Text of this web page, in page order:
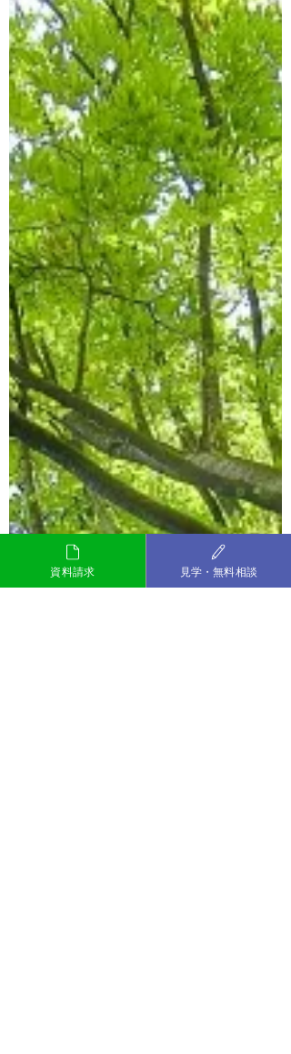
【七夕会☆開催しました】
今年も飾り作りや会場設営は 利用者のみな
さんと一緒に行いました。 そして 当日は卒
業生も数名駆けつけてくれて 後輩のみなさ
んに交じってプレイしてくれたり 私の突然
のフリに戸惑いながらも ゲーム説明時のモ
デルを担ってくれたりと 大活躍してくれま
した。 My Pieceおだわら の利用を開始して
から まだ間もない方もいて戸惑っていたり
このようなイベントが苦手だという方もいま
したが 卒業生が上手くファシリテートして
くれて みなさん楽しそうにゲームに参加さ
れていたので 卒業生には感謝でいっぱいで
す。!(^^)! また利用者のみなさんも 普段は
なかなか見ない とびっきりの笑顔を見せて
くれたり ハイタッチやグータッチにガッツ
ポーズまで見せてくれて 進行している私の
方が嬉しくなりました。 半年に一度のイベ
ントは 企画や準備に時間は掛かりますが み
なさんが楽しんでくれている姿が見たくて
私は次の企画をもう考えています。(^^♪
-:-:-:-:-:-:-:-:-:-:-:-:-:-:-:-:-:-:-:-:-:-:-:-:-:-:-:-:-:-:-:-:-:
-
資料請求 見学・無料相談